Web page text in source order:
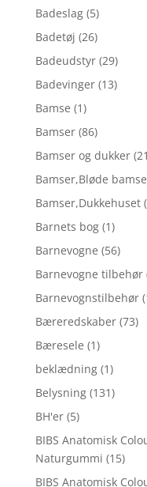
Badeslag (5)
Badetøj (26)
Badeudstyr (29)
Badevinger (13)
Bamse (1)
Bamser (86)
Bamser og dukker
Bamser,Bløde
Bamser,Dukkehuset
Barnets bog (1)
Barnevogne (56)
Barnevogne tilbehør
Barnevognstilbehør
Bæreredskaber (73)
Bæresele (1)
beklædning (1)
Belysning (131)
BH'er (5)
BIBS Anatomisk
Naturgummi (15)
BIBS Anatomisk